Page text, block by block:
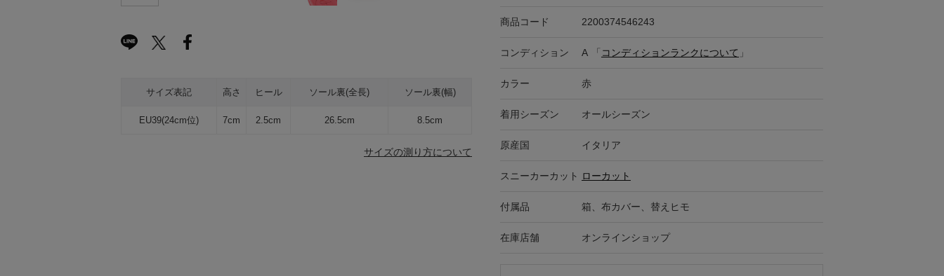
サイズ表記 高さ ヒール ソール裏(全長) ソール裏(幅)
EU39(24cm位) 7cm 2.5cm 26.5cm 8.5cm
サイズの測り方について
商品コード 2200374546243
コンディション A 「 コンディションランクについて 」
カラー 赤
着用シーズン オールシーズン
原産国 イタリア
スニーカーカット ローカット
付属品 箱、布カバー、替えヒモ
在庫店舗 オンラインショップ